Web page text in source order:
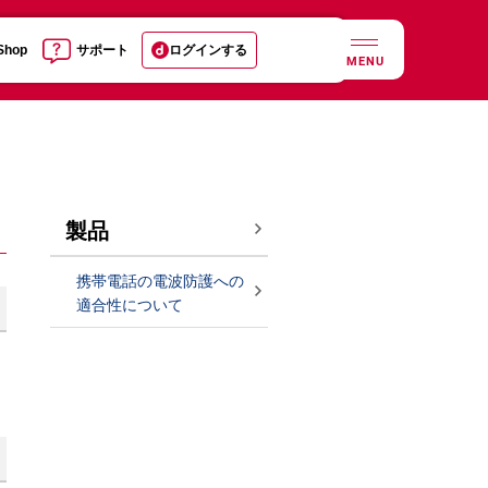
サポート ログインする
MENU
製品
携帯電話の電波防護への
適合性について